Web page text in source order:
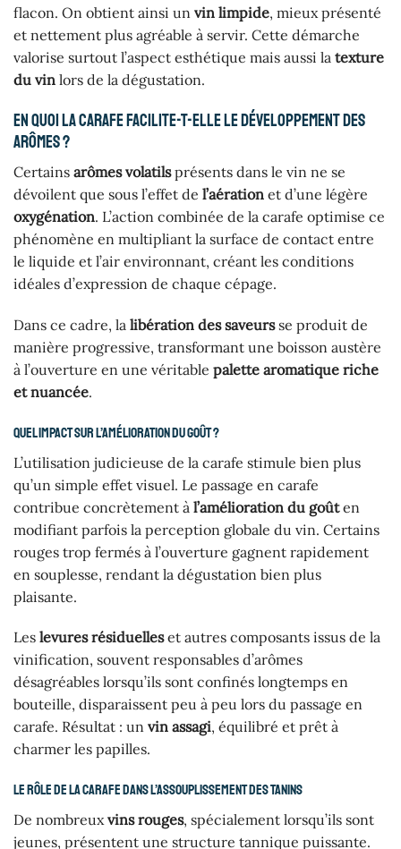
flacon. On obtient ainsi un vin limpide, mieux présenté
et nettement plus agréable à servir. Cette démarche
valorise surtout l’aspect esthétique mais aussi la texture
du vin lors de la dégustation.
En quoi la carafe facilite-t-elle le développement des
arômes ?
Certains arômes volatilsprésents dans le vin ne se
dévoilent que sous l’effet de l’aération et d’une légère
oxygénation. L’action combinée de la carafe optimise ce
phénomène en multipliant la surface de contact entre
le liquide et l’air environnant, créant les conditions
idéales d’expression de chaque cépage.
Dans ce cadre, la libération des saveursse produit de
manière progressive, transformant une boisson austère
à l’ouverture en une véritable palette aromatique riche
et nuancée.
Quel impact sur l’amélioration du goût ?
L’utilisation judicieuse de la carafe stimule bien plus
qu’un simple effet visuel. Le passage en carafe
contribue concrètement à l’amélioration du goûten
modifiant parfois la perception globale du vin. Certains
rouges trop fermés à l’ouverture gagnent rapidement
en souplesse, rendant la dégustation bien plus
plaisante.
Les levures résiduelleset autres composants issus de la
vinification, souvent responsables d’arômes
désagréables lorsqu’ils sont confinés longtemps en
bouteille, disparaissent peu à peu lors du passage en
carafe. Résultat : un vin assagi, équilibré et prêt à
charmer les papilles.
Le rôle de la carafe dans l’assouplissement des tanins
De nombreuxvins rouges, spécialement lorsqu’ils sont
jeunes, présentent une structure tannique puissante.